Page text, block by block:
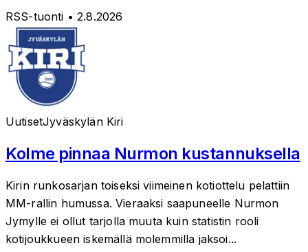
RSS-tuonti • 2.8.2026
UutisetJyväskylän Kiri
Kolme pinnaa Nurmon kustannuksella
Kirin runkosarjan toiseksi viimeinen kotiottelu pelattiin
MM-rallin humussa. Vieraaksi saapuneelle Nurmon
Jymylle ei ollut tarjolla muuta kuin statistin rooli
kotijoukkueen iskemällä molemmilla jaksoi...